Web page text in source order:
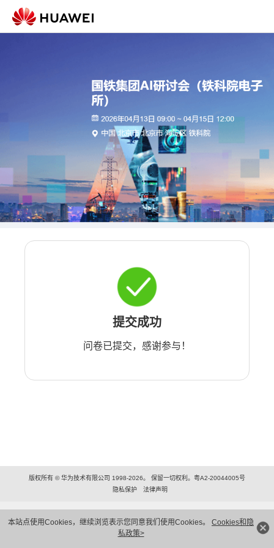
本站点使用Cookies，继续浏览表示您同意我们使用Cookies。 Cookies和隐
私政策>
提交成功
问卷已提交，感谢参与！
版权所有 © 华为技术有限公司 1998-2026。 保留一切权利。粤A2-20044005号
隐私保护
法律声明